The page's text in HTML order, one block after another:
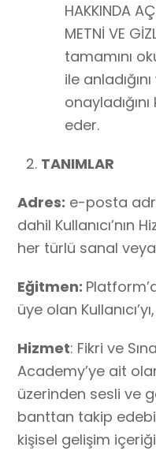
HAKKINDA
METNİ VE
tamamını
ile
eder.
TANIMLAR
Adres: e-posta
dahil
her türlü sanal
Eğitmen:
üye olan Kullanıcı’yı,
Hizmet: Fikri ve
Academy’ye ait
üzerinden sesli ve
banttan takip
kişisel gelişim